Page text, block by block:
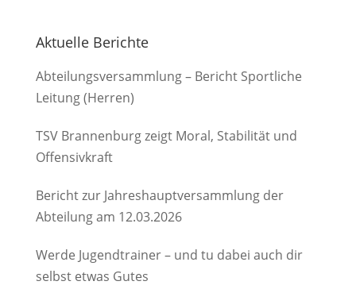
Aktuelle Berichte
Abteilungsversammlung – Bericht Sportliche
Leitung (Herren)
TSV Brannenburg zeigt Moral, Stabilität und
Offensivkraft
Bericht zur Jahreshauptversammlung der
Abteilung am 12.03.2026
Werde Jugendtrainer – und tu dabei auch dir
selbst etwas Gutes